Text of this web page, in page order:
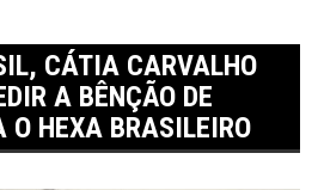
CÁTIA CARVALHO
A BÊNÇÃO DE
HEXA BRASILEIRO